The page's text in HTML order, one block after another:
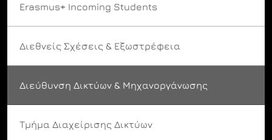
Erasmus+ Incoming Students
Διεθνείς Σχέσεις & Εξωστρέφεια
Διεύθυνση Δικτύων & Μηχανοργάνωσης
Τμήμα Διαχείρισης Δικτύων